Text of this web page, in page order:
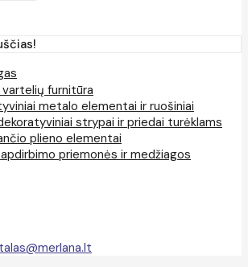
furnitūra
metalo elementai ir ruošiniai
strypai ir priedai turėklams
plieno elementai
priemonės ir medžiagos